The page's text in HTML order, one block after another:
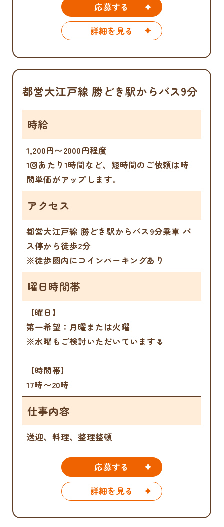
応募する
詳細を見る
都営大江戸線 勝どき駅からバス9分
時給
1,200円〜2000円程度
1回あたり1時間など、短時間のご依頼は時
間単価がアップします。
アクセス
都営大江戸線 勝どき駅からバス9分乗車 バ
ス停から徒歩2分
※徒歩圏内にコインパーキングあり
曜日時間帯
【曜日】
第一希望：月曜または火曜
※水曜もご検討いただいています🌷
【時間帯】
17時〜20時
仕事内容
送迎、料理、整理整頓
応募する
詳細を見る